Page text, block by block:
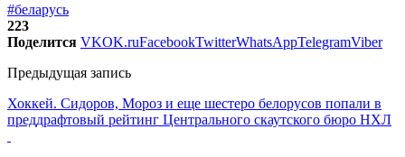
#беларусь
223
Поделится VKOK.ruFacebookTwitterWhatsAppTelegramViber
Предыдущая запись
Хоккей. Сидоров, Мороз и еще шестеро белорусов попали в
преддрафтовый рейтинг Центрального скаутского бюро НХЛ